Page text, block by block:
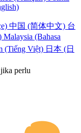
中国 (简体中文) 台
Malaysia (Bahasa
(Tiếng Việt) 日本 (日
perlu